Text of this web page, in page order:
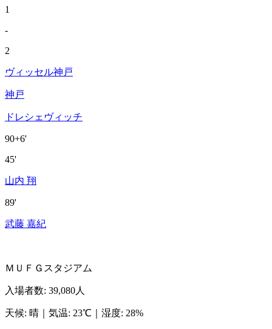
1
-
2
ヴィッセル神戸
神戸
ドレシェヴィッチ
90+6'
45'
山内 翔
89'
武藤 嘉紀
ＭＵＦＧスタジアム
入場者数: 39,080人
天候: 晴 気温: 23℃ 湿度: 28%